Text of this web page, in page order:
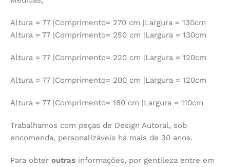
Altura = 77 |Comprimento= 270 cm |Largura = 130cm
Altura = 77 |Comprimento= 250 cm |Largura = 130cm
Altura = 77 |Comprimento= 220 cm |Largura = 120cm
Altura = 77 |Comprimento= 200 cm |Largura = 120cm
Altura = 77 |Comprimento= 180 cm |Largura = 110cm
Trabalhamos com peças de Design Autoral, sob
encomenda, personalizáveis há mais de 30 anos.
Para obter outras informações, por gentileza entre em